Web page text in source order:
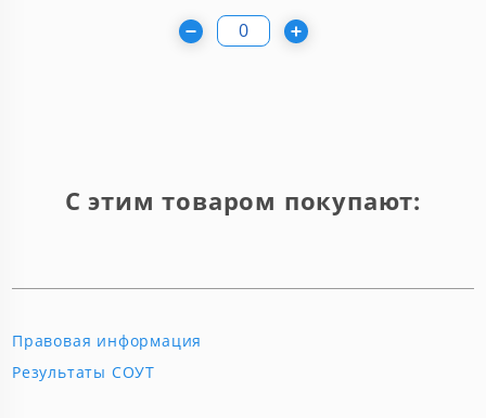
С этим товаром покупают:
Правовая информация
Результаты СОУТ